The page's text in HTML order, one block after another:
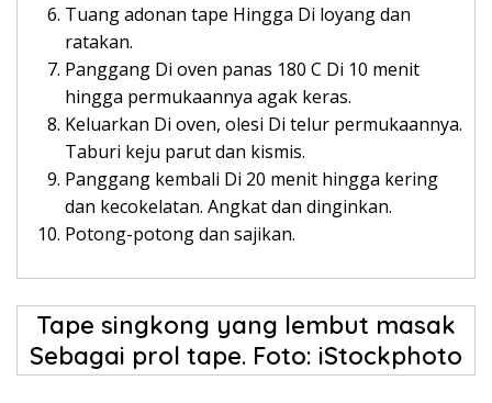
Tuang adonan tape Hingga Di loyang dan
ratakan.
Panggang Di oven panas 180 C Di 10 menit
hingga permukaannya agak keras.
Keluarkan Di oven, olesi Di telur permukaannya.
Taburi keju parut dan kismis.
Panggang kembali Di 20 menit hingga kering
dan kecokelatan. Angkat dan dinginkan.
Potong-potong dan sajikan.
Tape singkong yang lembut masak
Sebagai prol tape. Foto: iStockphoto